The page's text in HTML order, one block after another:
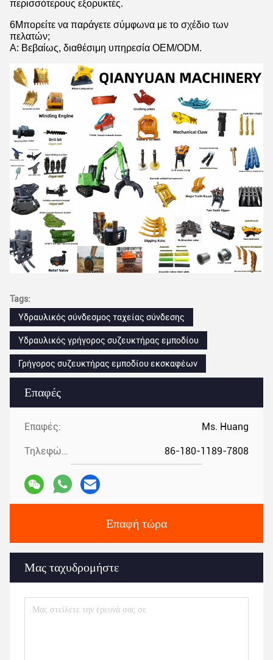
Επαφές
Επαφές: Ms. Huang
Τηλεφώνημα: 86-180-1189-7808
Επαφή τώρα
Μας ταχυδρομήστε
περισσότερους εξορυκτές.
6Μπορείτε να παράγετε σύμφωνα με το σχέδιο των
πελατών;
Α: Βεβαίως, διαθέσιμη υπηρεσία OEM/ODM.
Tags:
Υδραυλικός σύνδεσμος ταχείας σύνδεσης
Υδραυλικός γρήγορος συζευκτήρας εμποδίου
Γρήγορος συζευκτήρας εμποδίου εκσκαφέων